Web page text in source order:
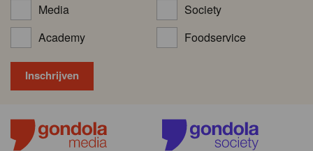
Media
Society
Academy
Foodservice